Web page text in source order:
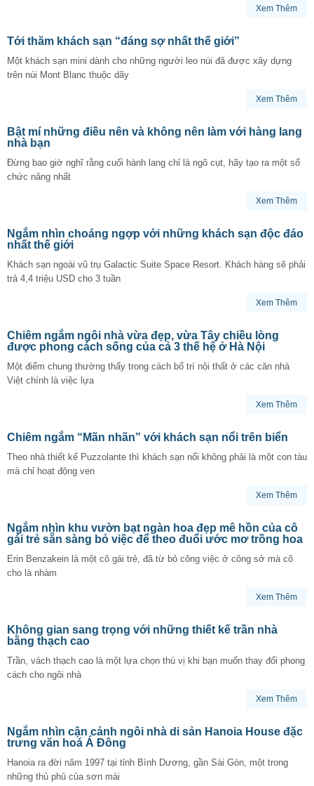
Xem Thêm
Tới thăm khách sạn “đáng sợ nhất thế giới”
Một khách sạn mini dành cho những người leo núi đã được xây dựng
trên núi Mont Blanc thuộc dãy
Xem Thêm
Bật mí những điều nên và không nên làm với hàng lang
nhà bạn
Đừng bao giờ nghĩ rằng cuối hành lang chỉ là ngõ cụt, hãy tạo ra một số
chức năng nhất
Xem Thêm
Ngắm nhìn choáng ngợp với những khách sạn độc đáo
nhất thế giới
Khách sạn ngoài vũ trụ Galactic Suite Space Resort. Khách hàng sẽ phải
trả 4,4 triệu USD cho 3 tuần
Xem Thêm
Chiêm ngắm ngôi nhà vừa đẹp, vừa Tây chiều lòng
được phong cách sống của cả 3 thế hệ ở Hà Nội
Một điểm chung thường thấy trong cách bố trí nội thất ở các căn nhà
Việt chính là việc lựa
Xem Thêm
Chiêm ngắm “Mãn nhãn” với khách sạn nổi trên biển
Theo nhà thiết kế Puzzolante thì khách sạn nổi không phải là một con tàu
mà chỉ hoạt động ven
Xem Thêm
Ngắm nhìn khu vườn bạt ngàn hoa đẹp mê hồn của cô
gái trẻ sẵn sàng bỏ việc để theo đuổi ước mơ trồng hoa
Erin Benzakein là một cô gái trẻ, đã từ bỏ công việc ở công sở mà cô
cho là nhàm
Xem Thêm
Không gian sang trọng với những thiết kế trần nhà
bằng thạch cao
Trần, vách thạch cao là một lựa chọn thú vị khi bạn muốn thay đổi phong
cách cho ngôi nhà
Xem Thêm
Ngắm nhìn cận cảnh ngôi nhà di sản Hanoia House đặc
trưng văn hoá Á Đông
Hanoia ra đời năm 1997 tại tỉnh Bình Dương, gần Sài Gòn, một trong
những thủ phủ của sơn mài